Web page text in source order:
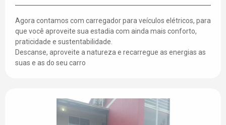
Agora contamos com carregador para veículos elétricos, para
que você aproveite sua estadia com ainda mais conforto,
praticidade e sustentabilidade.
Descanse, aproveite a natureza e recarregue as energias as
suas e as do seu carro